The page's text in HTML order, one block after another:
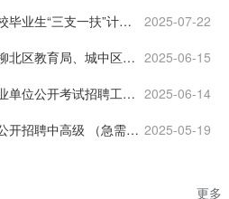
2025年广西（柳州市）高校毕业生“三支一扶”计划招募面试公告
2025-07-22
2025年度柳州市教育局、柳北区教育局、城中区教育局所属事业单位公开招聘工作人员面试成绩公示 2025-06-15
柳北区2025年度上半年事业单位公开考试招聘工作人员面试成绩 2025-06-14
2025年度柳州市事业单位公开招聘中高级 （急需紧缺）人才公告（第二批） 2025-05-19
更多